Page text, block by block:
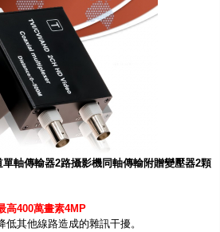
軸傳輸器2路攝影機同軸傳輸附贈變壓器2顆
高400萬畫素4MP
其他線路造成的雜訊干擾。